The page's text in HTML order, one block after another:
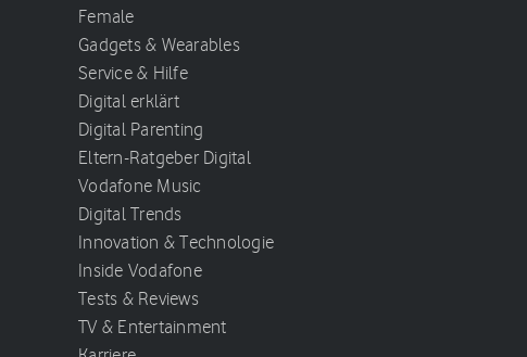
Female
Gadgets & Wearables
Service & Hilfe
Digital erklärt
Digital Parenting
Eltern-Ratgeber Digital
Vodafone Music
Digital Trends
Innovation & Technologie
Inside Vodafone
Tests & Reviews
TV & Entertainment